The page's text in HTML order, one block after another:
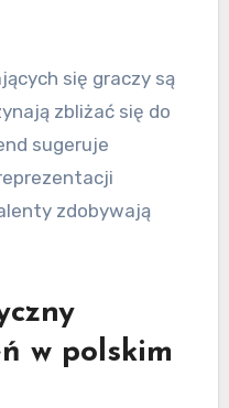
się graczy są
zbliżać się do
sugeruje
zdobywają
w polskim